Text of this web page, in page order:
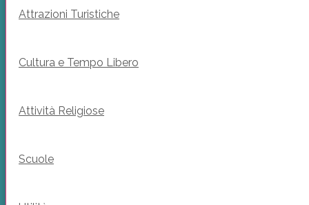
Attrazioni Turistiche
Cultura e Tempo Libero
Attività Religiose
Scuole